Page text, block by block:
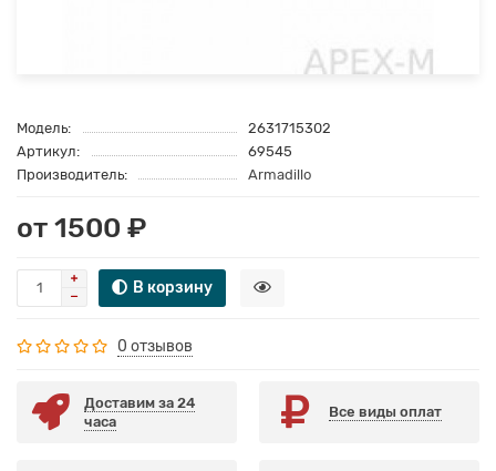
Модель:
2631715302
Артикул:
69545
Производитель:
Armadillo
от 1500 ₽
В корзину
0 отзывов
Доставим за 24
часа
Все виды оплат